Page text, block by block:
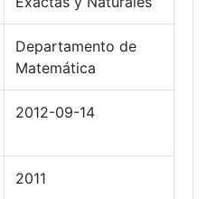
Departamento de
Matemática
2012-09-14
2011